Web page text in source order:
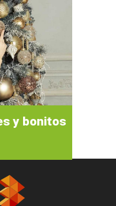
y bonitos